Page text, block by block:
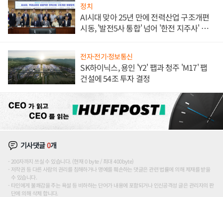
정치
AI시대 맞아 25년 만에 전력산업 구조개편
시동, '발전5사 통합' 넘어 '한전 지주사' 재편
전자·전기·정보통신
SK하이닉스, 용인 'Y2' 팹과 청주 'M17' 팹
건설에 54조 투자 결정
기사댓글0개
200자까지 쓰실 수 있습니다. (현재 0 byte / 최대 400byte)
저작권 등 다른 사람의 권리를 침해하거나 명예를 훼손하는 댓글은 관련 법률에 의해 제재를 받을
수 있습니다.
타인에게 불쾌감을 주는 욕설 등 비하하는 단어가 내용에 포함되거나 인신공격성 글은 관리자의 판
단에 의해 삭제 합니다.